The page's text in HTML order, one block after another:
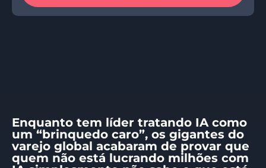
Enquanto tem líder tratando IA como
um “brinquedo caro”, os gigantes do
varejo global acabaram de provar que
quem não está lucrando milhões com